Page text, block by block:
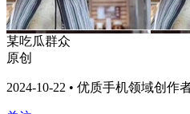
某吃瓜群众
原创
2024-10-22 • 优质手机领域创作